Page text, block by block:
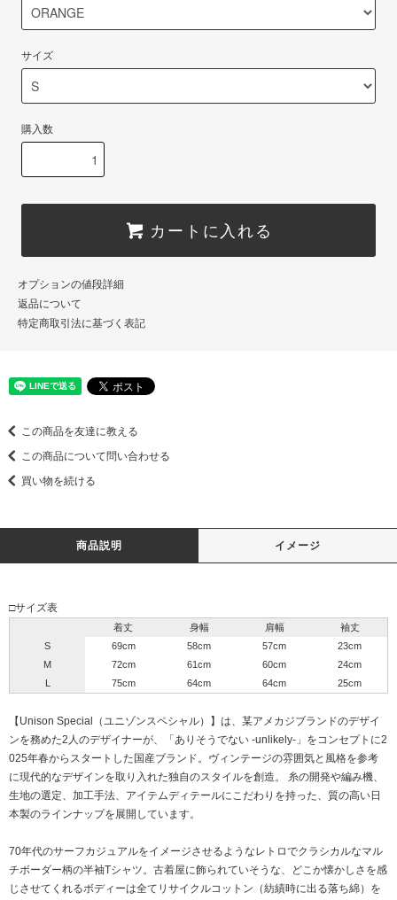
サイズ
購入数
カートに入れる
オプションの値段詳細
返品について
特定商取引法に基づく表記
この商品を友達に教える
この商品について問い合わせる
買い物を続ける
商品説明 イメージ
□サイズ表
着丈 身幅 肩幅
袖丈
S
69cm 58cm 57cm
23cm
M
72cm 61cm 60cm
24cm
L
75cm 64cm 64cm 25cm
【Unison Special（ユニゾンスペシャル）】は、某アメカジブランドのデザイ
ンを務めた2人のデザイナーが、「ありそうでない -unlikely-」をコンセプトに2
025年春からスタートした国産ブランド。ヴィンテージの雰囲気と風格を参考
に現代的なデザインを取り入れた独自のスタイルを創造。 糸の開発や編み機、
生地の選定、加工手法、アイテムディテールにこだわりを持った、質の高い日
本製のラインナップを展開しています。
70年代のサーフカジュアルをイメージさせるようなレトロでクラシカルなマル
チボーダー柄の半袖Tシャツ。古着屋に飾られていそうな、どこか懐かしさを感
じさせてくれるボディーは全てリサイクルコットン（紡績時に出る落ち綿）を